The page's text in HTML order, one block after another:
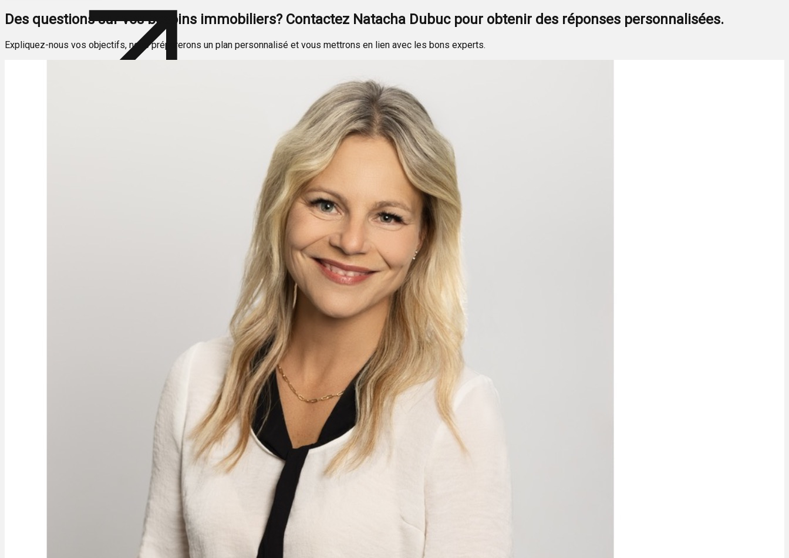
Des questions sur vos besoins immobiliers? Contactez Natacha Dubucpour obtenir des réponses personnalisées.
Expliquez-nous vos objectifs, nous préparerons un plan personnalisé et vous mettrons en lien avec les bons experts.